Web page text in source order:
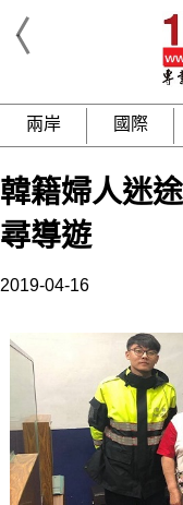
兩岸 國際
韓籍婦人迷
尋導遊
2019-04-16